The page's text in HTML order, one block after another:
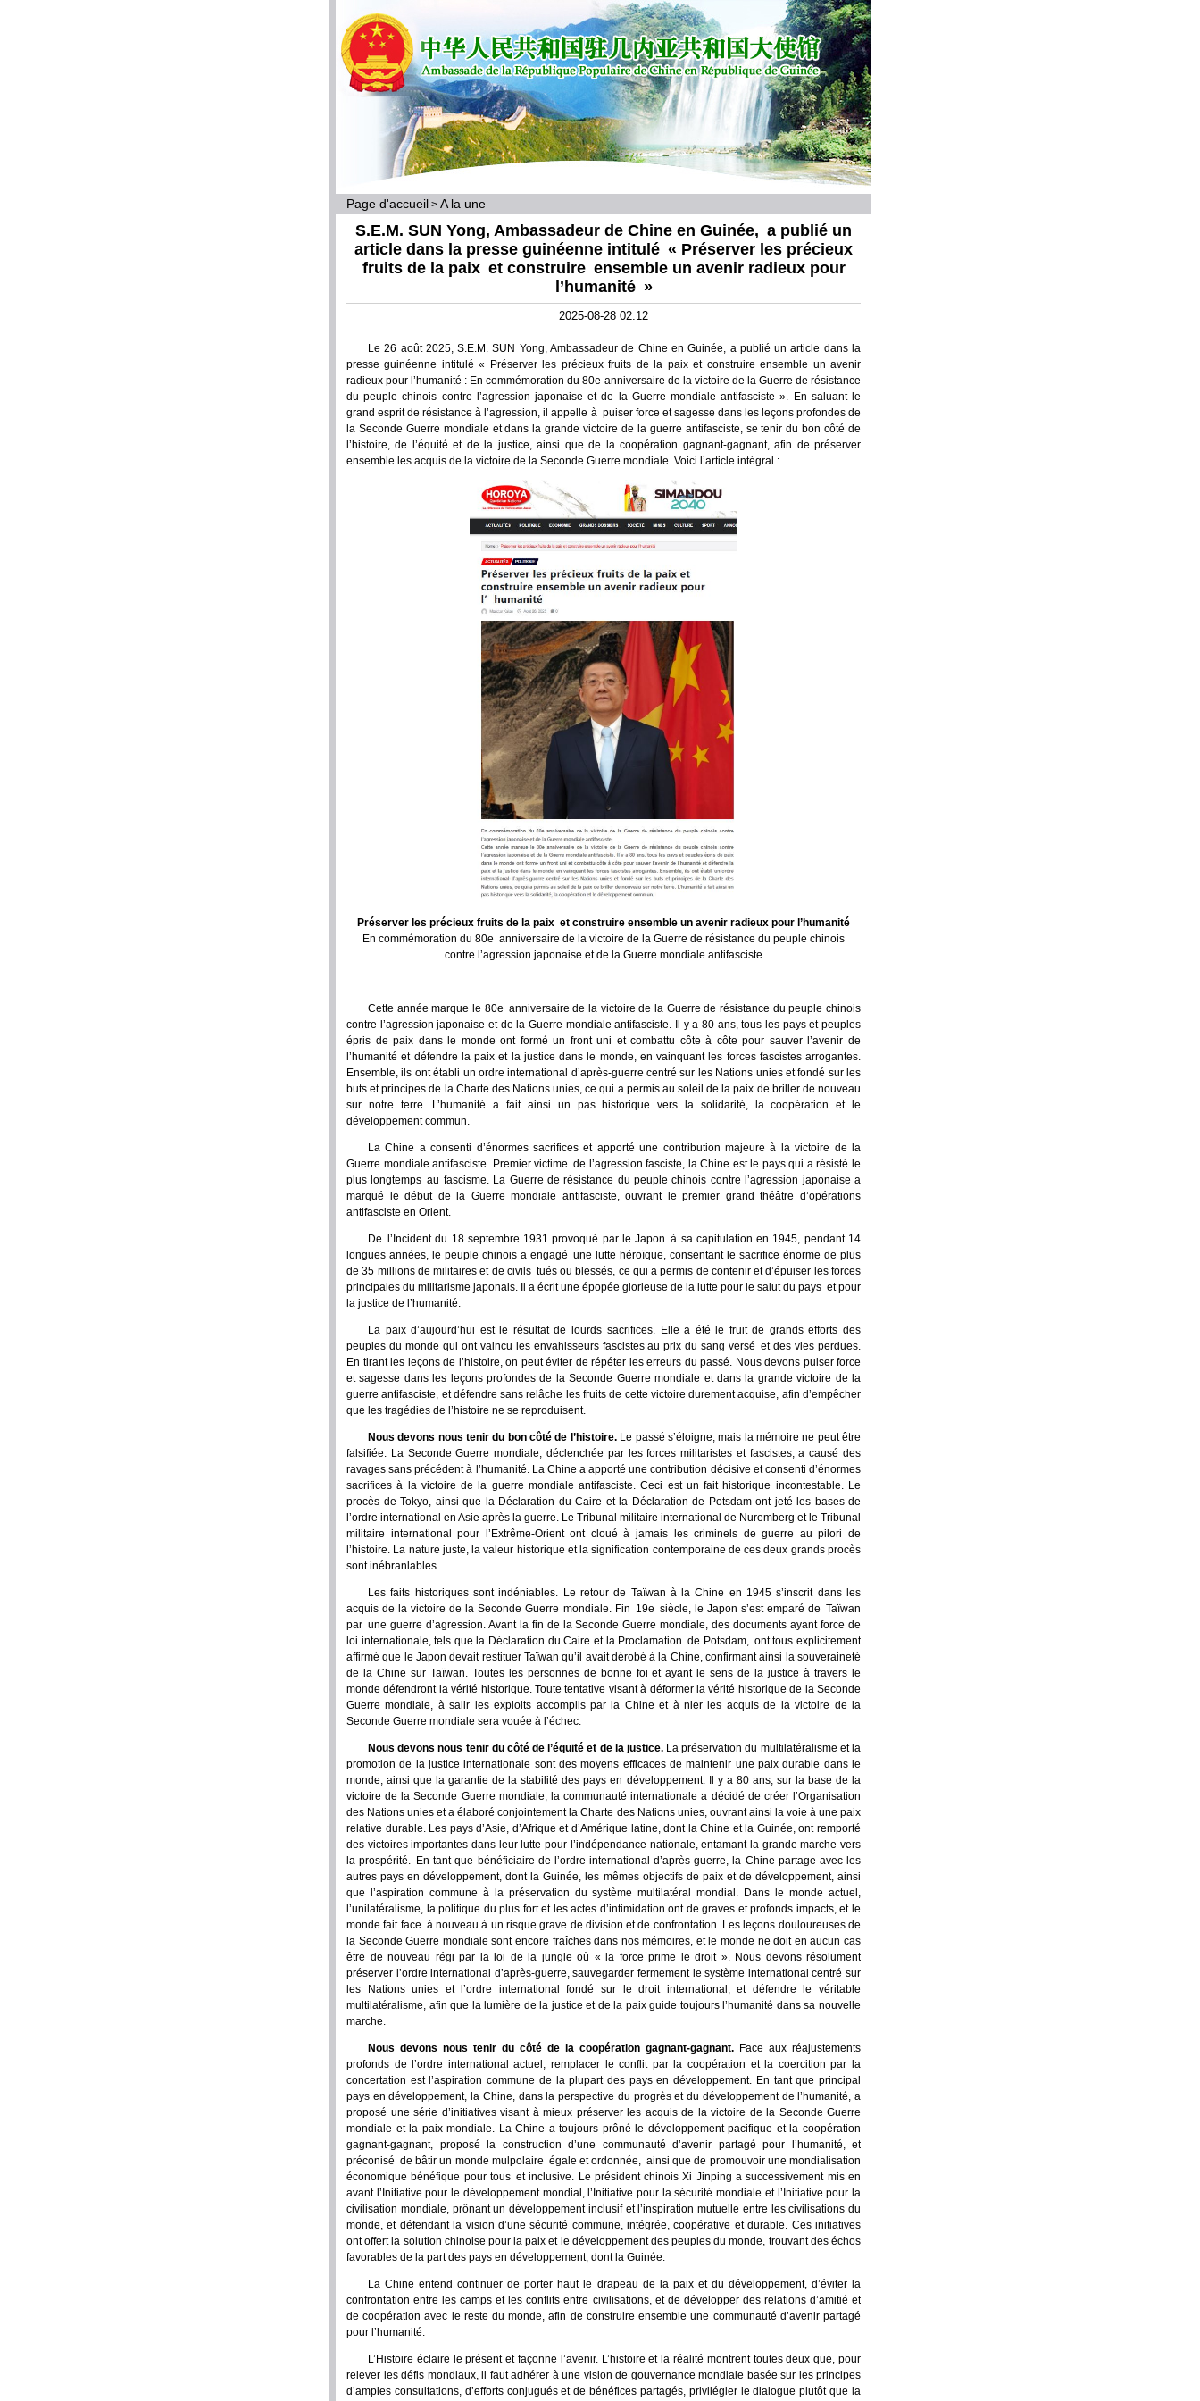
Page d'accueil > A la une
S.E.M. SUN Yong, Ambassadeur de Chine en Guinée, a publié un
article dans la presse guinéenne intitulé « Préserver les précieux
fruits de la paix et construire ensemble un avenir radieux pour
l’humanité »
2025-08-28 02:12
Le 26 août 2025, S.E.M. SUN Yong, Ambassadeur de Chine en Guinée, a publié un article dans la
presse guinéenne intitulé « Préserver les précieux fruits de la paix et construire ensemble un avenir
radieux pour l’humanité : En commémoration du 80e anniversaire de la victoire de la Guerre de résistance
du peuple chinois contre l’agression japonaise et de la Guerre mondiale antifasciste ». En saluant le
grand esprit de résistance à l’agression, il appelle à puiser force et sagesse dans les leçons profondes de
la Seconde Guerre mondiale et dans la grande victoire de la guerre antifasciste, se tenir du bon côté de
l’histoire, de l’équité et de la justice, ainsi que de la coopération gagnant-gagnant, afin de préserver
ensemble les acquis de la victoire de la Seconde Guerre mondiale. Voici l’article intégral :
Préserver les précieux fruits de la paix et construire ensemble un avenir radieux pour l’humanité
En commémoration du 80e anniversaire de la victoire de la Guerre de résistance du peuple chinois
contre l’agression japonaise et de la Guerre mondiale antifasciste
Cette année marque le 80e anniversaire de la victoire de la Guerre de résistance du peuple chinois
contre l’agression japonaise et de la Guerre mondiale antifasciste. Il y a 80 ans, tous les pays et peuples
épris de paix dans le monde ont formé un front uni et combattu côte à côte pour sauver l’avenir de
l’humanité et défendre la paix et la justice dans le monde, en vainquant les forces fascistes arrogantes.
Ensemble, ils ont établi un ordre international d’après-guerre centré sur les Nations unies et fondé sur les
buts et principes de la Charte des Nations unies, ce qui a permis au soleil de la paix de briller de nouveau
sur notre terre. L’humanité a fait ainsi un pas historique vers la solidarité, la coopération et le
développement commun.
La Chine a consenti d’énormes sacrifices et apporté une contribution majeure à la victoire de la
Guerre mondiale antifasciste. Premier victime de l’agression fasciste, la Chine est le pays qui a résisté le
plus longtemps au fascisme. La Guerre de résistance du peuple chinois contre l’agression japonaise a
marqué le début de la Guerre mondiale antifasciste, ouvrant le premier grand théâtre d’opérations
antifasciste en Orient.
De l’Incident du 18 septembre 1931 provoqué par le Japon à sa capitulation en 1945, pendant 14
longues années, le peuple chinois a engagé une lutte héroïque, consentant le sacrifice énorme de plus
de 35 millions de militaires et de civils tués ou blessés, ce qui a permis de contenir et d’épuiser les forces
principales du militarisme japonais. Il a écrit une épopée glorieuse de la lutte pour le salut du pays et pour
la justice de l’humanité.
La paix d’aujourd’hui est le résultat de lourds sacrifices. Elle a été le fruit de grands efforts des
peuples du monde qui ont vaincu les envahisseurs fascistes au prix du sang versé et des vies perdues.
En tirant les leçons de l’histoire, on peut éviter de répéter les erreurs du passé. Nous devons puiser force
et sagesse dans les leçons profondes de la Seconde Guerre mondiale et dans la grande victoire de la
guerre antifasciste, et défendre sans relâche les fruits de cette victoire durement acquise, afin d’empêcher
que les tragédies de l’histoire ne se reproduisent.
Nous devons nous tenir du bon côté de l’histoire. Le passé s’éloigne, mais la mémoire ne peut être
falsifiée. La Seconde Guerre mondiale, déclenchée par les forces militaristes et fascistes, a causé des
ravages sans précédent à l’humanité. La Chine a apporté une contribution décisive et consenti d’énormes
sacrifices à la victoire de la guerre mondiale antifasciste. Ceci est un fait historique incontestable. Le
procès de Tokyo, ainsi que la Déclaration du Caire et la Déclaration de Potsdam ont jeté les bases de
l’ordre international en Asie après la guerre. Le Tribunal militaire international de Nuremberg et le Tribunal
militaire international pour l’Extrême-Orient ont cloué à jamais les criminels de guerre au pilori de
l’histoire. La nature juste, la valeur historique et la signification contemporaine de ces deux grands procès
sont inébranlables.
Les faits historiques sont indéniables. Le retour de Taïwan à la Chine en 1945 s’inscrit dans les
acquis de la victoire de la Seconde Guerre mondiale. Fin 19e siècle, le Japon s’est emparé de Taïwan
par une guerre d’agression. Avant la fin de la Seconde Guerre mondiale, des documents ayant force de
loi internationale, tels que la Déclaration du Caire et la Proclamation de Potsdam, ont tous explicitement
affirmé que le Japon devait restituer Taïwan qu’il avait dérobé à la Chine, confirmant ainsi la souveraineté
de la Chine sur Taïwan. Toutes les personnes de bonne foi et ayant le sens de la justice à travers le
monde défendront la vérité historique. Toute tentative visant à déformer la vérité historique de la Seconde
Guerre mondiale, à salir les exploits accomplis par la Chine et à nier les acquis de la victoire de la
Seconde Guerre mondiale sera vouée à l’échec.
Nous devons nous tenir du côté de l’équité et de la justice. La préservation du multilatéralisme et la
promotion de la justice internationale sont des moyens efficaces de maintenir une paix durable dans le
monde, ainsi que la garantie de la stabilité des pays en développement. Il y a 80 ans, sur la base de la
victoire de la Seconde Guerre mondiale, la communauté internationale a décidé de créer l’Organisation
des Nations unies et a élaboré conjointement la Charte des Nations unies, ouvrant ainsi la voie à une paix
relative durable. Les pays d’Asie, d’Afrique et d’Amérique latine, dont la Chine et la Guinée, ont remporté
des victoires importantes dans leur lutte pour l’indépendance nationale, entamant la grande marche vers
la prospérité. En tant que bénéficiaire de l’ordre international d’après-guerre, la Chine partage avec les
autres pays en développement, dont la Guinée, les mêmes objectifs de paix et de développement, ainsi
que l’aspiration commune à la préservation du système multilatéral mondial. Dans le monde actuel,
l’unilatéralisme, la politique du plus fort et les actes d’intimidation ont de graves et profonds impacts, et le
monde fait face à nouveau à un risque grave de division et de confrontation. Les leçons douloureuses de
la Seconde Guerre mondiale sont encore fraîches dans nos mémoires, et le monde ne doit en aucun cas
être de nouveau régi par la loi de la jungle où « la force prime le droit ». Nous devons résolument
préserver l’ordre international d’après-guerre, sauvegarder fermement le système international centré sur
les Nations unies et l’ordre international fondé sur le droit international, et défendre le véritable
multilatéralisme, afin que la lumière de la justice et de la paix guide toujours l’humanité dans sa nouvelle
marche.
Nous devons nous tenir du côté de la coopération gagnant-gagnant. Face aux réajustements
profonds de l’ordre international actuel, remplacer le conflit par la coopération et la coercition par la
concertation est l’aspiration commune de la plupart des pays en développement. En tant que principal
pays en développement, la Chine, dans la perspective du progrès et du développement de l’humanité, a
proposé une série d’initiatives visant à mieux préserver les acquis de la victoire de la Seconde Guerre
mondiale et la paix mondiale. La Chine a toujours prôné le développement pacifique et la coopération
gagnant-gagnant, proposé la construction d’une communauté d’avenir partagé pour l’humanité, et
préconisé de bâtir un monde mulpolaire égale et ordonnée, ainsi que de promouvoir une mondialisation
économique bénéfique pour tous et inclusive. Le président chinois Xi Jinping a successivement mis en
avant l’Initiative pour le développement mondial, l’Initiative pour la sécurité mondiale et l’Initiative pour la
civilisation mondiale, prônant un développement inclusif et l’inspiration mutuelle entre les civilisations du
monde, et défendant la vision d’une sécurité commune, intégrée, coopérative et durable. Ces initiatives
ont offert la solution chinoise pour la paix et le développement des peuples du monde, trouvant des échos
favorables de la part des pays en développement, dont la Guinée.
La Chine entend continuer de porter haut le drapeau de la paix et du développement, d’éviter la
confrontation entre les camps et les conflits entre civilisations, et de développer des relations d’amitié et
de coopération avec le reste du monde, afin de construire ensemble une communauté d’avenir partagé
pour l’humanité.
L’Histoire éclaire le présent et façonne l’avenir. L’histoire et la réalité montrent toutes deux que, pour
relever les défis mondiaux, il faut adhérer à une vision de gouvernance mondiale basée sur les principes
d’amples consultations, d’efforts conjugués et de bénéfices partagés, privilégier le dialogue plutôt que la